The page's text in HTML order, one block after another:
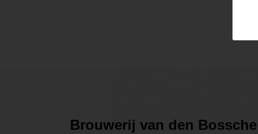
Brouwerij van den